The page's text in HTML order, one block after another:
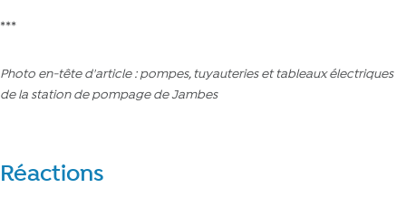
***
Photo en-tête d'article : pompes, tuyauteries et tableaux électriques
de la station de pompage de Jambes
Réactions